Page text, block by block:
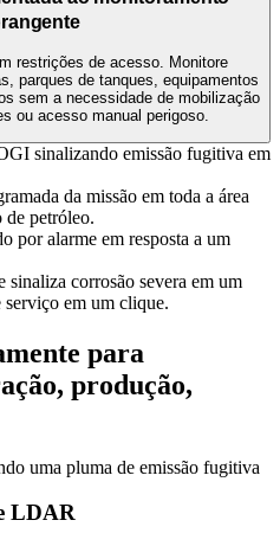
restrições de acesso. Monitore
parques de tanques, equipamentos
sem a necessidade de mobilização
ou acesso manual perigoso.
para
produção,
LDAR